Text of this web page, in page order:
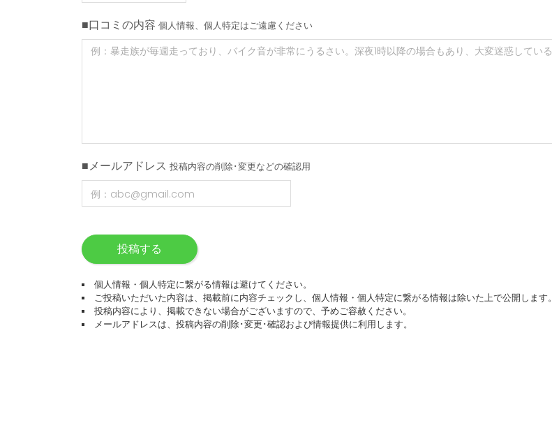
■口コミの内容 個人情報、個人特定はご遠慮ください
■メールアドレス 投稿内容の削除･変更などの確認用
投稿する
個人情報・個人特定に繋がる情報は避けてください。
ご投稿いただいた内容は、掲載前に内容チェックし、個人情報・個人特定に繋がる情報は除いた上で公開します。
投稿内容により、掲載できない場合がございますので、予めご容赦ください。
メールアドレスは、投稿内容の削除･変更･確認および情報提供に利用します。